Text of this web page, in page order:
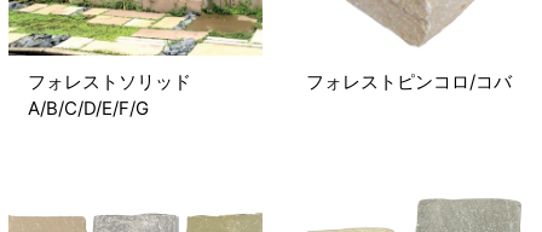
フォレストソリッド
A/B/C/D/E/F/G
フォレストピンコロ/コバ